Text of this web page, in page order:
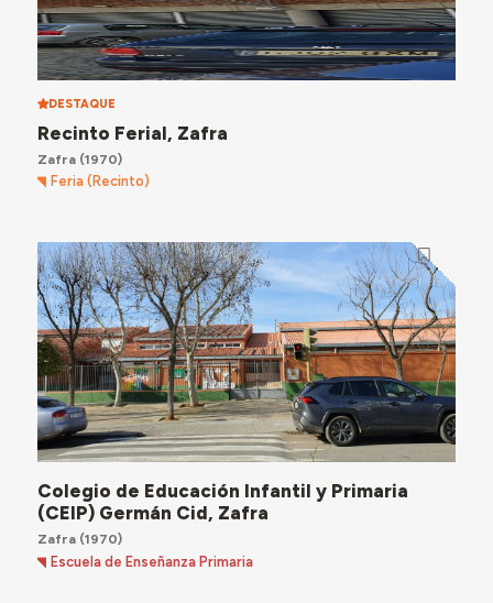
DESTAQUE
Recinto Ferial, Zafra
Zafra(1970)
Feria (Recinto)
Colegio de Educación Infantil y Primaria
(CEIP) Germán Cid, Zafra
Zafra(1970)
Escuela de Enseñanza Primaria